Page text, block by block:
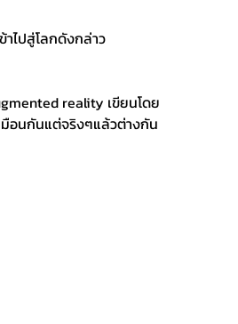
ไปสู่โลกดังกล่าว
reality เขียนโดย
มือนกันแต่จริงๆแล้วต่างกัน